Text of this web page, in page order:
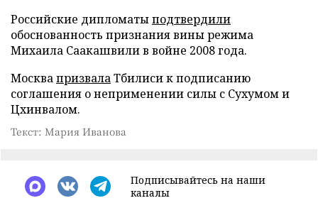
Российские дипломатыподтвердили
обоснованность признания вины режима
Михаила Саакашвили в войне 2008 года.
МосквапризвалаТбилиси к подписанию
соглашения о неприменении силы с Сухумом и
Цхинвалом.
Текст: Мария Иванова
Подписывайтесь на наши
каналы